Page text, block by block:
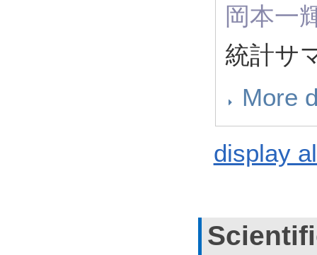
岡本一
統計サ
More
display